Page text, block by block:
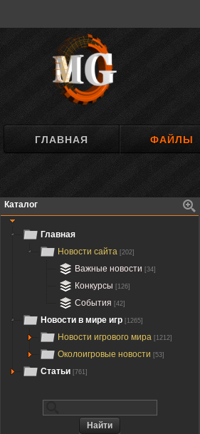
ГЛАВНАЯ ФАЙЛЫ
Каталог
Главная
Новости сайта [202]
Важные новости [34]
Конкурсы [126]
События [42]
Новости в мире игр [1265]
Новости игрового мира [1212]
Околоигровые новости [53]
Статьи [761]